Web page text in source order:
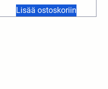
Lisää ostoskoriin